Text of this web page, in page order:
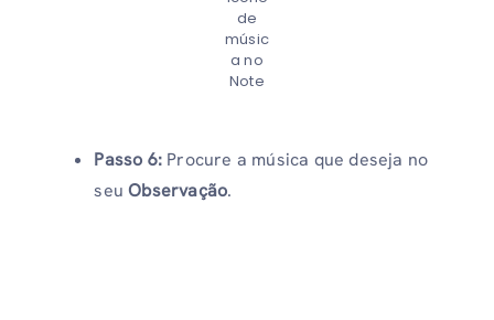
de
músic
a no
Note
Passo 6: Procure a música que deseja no
seuObservação.